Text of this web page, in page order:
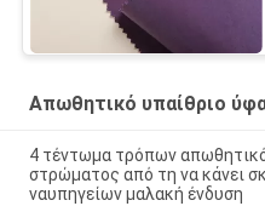
Απωθητικό υπαίθριο
4 τέντωμα τρόπων
στρώματος από τη να κάνει
ναυπηγείων μαλακή ένδυση